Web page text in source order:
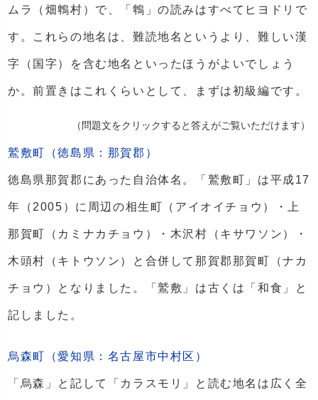
ムラ（畑鵯村）で、「鵯」の読みはすべてヒヨドリで
す。これらの地名は、難読地名というより、難しい漢
字（国字）を含む地名といったほうがよいでしょう
か。前置きはこれくらいとして、まずは初級編です。
（問題文をクリックすると答えがご覧いただけます）
鷲敷町（徳島県：那賀郡）
徳島県那賀郡にあった自治体名。「鷲敷町」は平成17
年（2005）に周辺の相生町（アイオイチョウ）・上
那賀町（カミナカチョウ）・木沢村（キサワソン）・
木頭村（キトウソン）と合併して那賀郡那賀町（ナカ
チョウ）となりました。「鷲敷」は古くは「和食」と
記しました。
烏森町（愛知県：名古屋市中村区）
「烏森」と記して「カラスモリ」と読む地名は広く全